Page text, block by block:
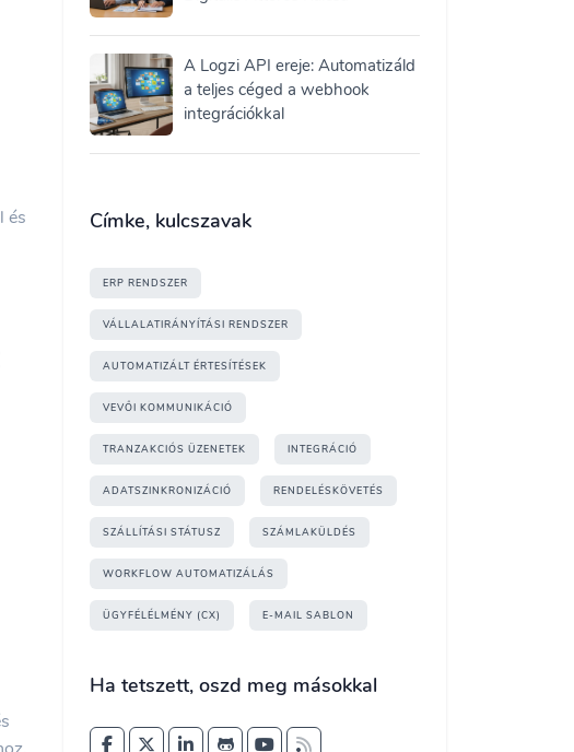
és
A Logzi API ereje: Automatizáld
a teljes céged a webhook
integrációkkal
Címke, kulcszavak
ERP RENDSZER
VÁLLALATIRÁNYÍTÁSI RENDSZER
AUTOMATIZÁLT ÉRTESÍTÉSEK
VEVŐI KOMMUNIKÁCIÓ
TRANZAKCIÓS ÜZENETEK INTEGRÁCIÓ
ADATSZINKRONIZÁCIÓ RENDELÉSKÖVETÉS
SZÁLLÍTÁSI STÁTUSZ SZÁMLAKÜLDÉS
WORKFLOW AUTOMATIZÁLÁS
ÜGYFÉLÉLMÉNY (CX) E-MAIL SABLON
Ha tetszett, oszd meg másokkal